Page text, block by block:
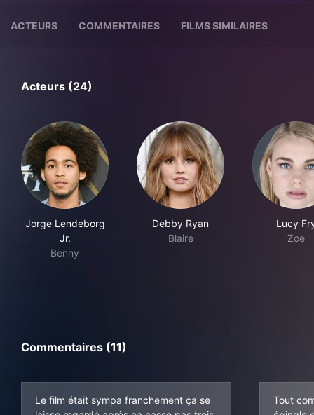
ACTEURS COMMENTAIRES FILMS SIMILAIRES
Acteurs (24)
Jorge Lendeborg
Jr.
Benny
Debby Ryan
Blaire
Lucy
Zoe
Commentaires (11)
Le film était sympa franchement ça se
Tout